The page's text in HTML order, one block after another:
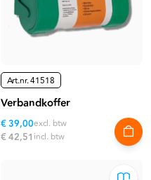
Art.nr.41518
Verbandkoffer
€ 39,00excl. btw
€ 42,51 incl. btw